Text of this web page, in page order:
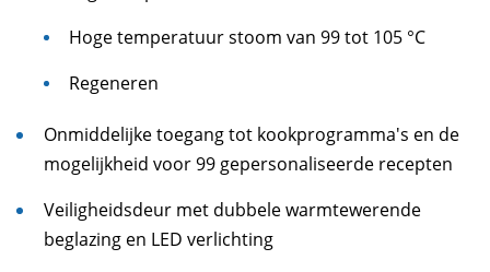
Hoge temperatuur stoom van 99 tot 105 °C
Regeneren
Onmiddelijke toegang tot kookprogramma's en de
mogelijkheid voor 99 gepersonaliseerde recepten
Veiligheidsdeur met dubbele warmtewerende
beglazing en LED verlichting